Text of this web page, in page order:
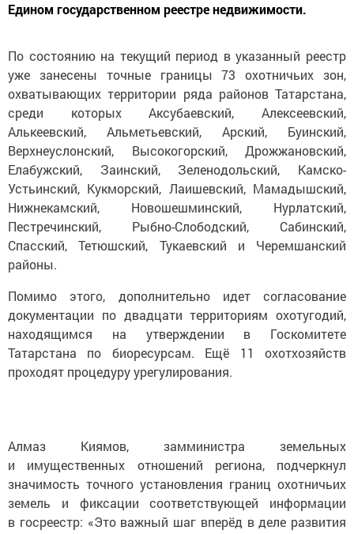
Едином государственном реестре недвижимости.
По состоянию на текущий период в указанный реестр
уже занесены точные границы 73 охотничьих зон,
охватывающих территории ряда районов Татарстана,
среди которых Аксубаевский, Алексеевский,
Алькеевский, Альметьевский, Арский, Буинский,
Верхнеуслонский, Высокогорский, Дрожжановский,
Елабужский, Заинский, Зеленодольский, Камско-
Устьинский, Кукморский, Лаишевский, Мамадышский,
Нижнекамский, Новошешминский, Нурлатский,
Пестречинский, Рыбно-Слободский, Сабинский,
Спасский, Тетюшский, Тукаевский и Черемшанский
районы.
Помимо этого, дополнительно идет согласование
документации по двадцати территориям охотугодий,
находящимся на утверждении в Госкомитете
Татарстана по биоресурсам. Ещё 11 охотхозяйств
проходят процедуру урегулирования.
Алмаз Киямов, замминистра земельных
и имущественных отношений региона, подчеркнул
значимость точного установления границ охотничьих
земель и фиксации соответствующей информации
в госреестр: «Это важный шаг вперёд в деле развития